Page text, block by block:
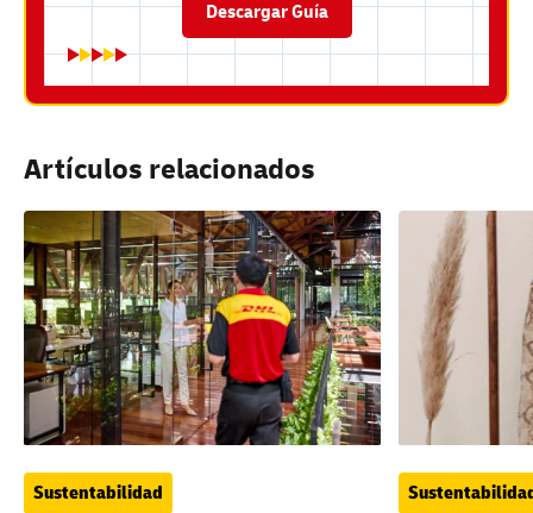
Descargar Guía
Artículos relacionados
Sustentabilidad